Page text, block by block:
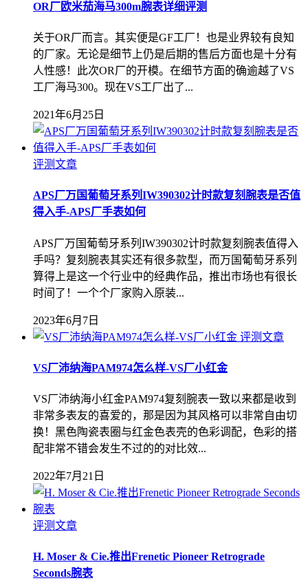
OR厂欧米茄海马300m腕表详细评测
关于OR厂而言。其实便是GF工厂！也是业界较有良知
的厂家。无论是细节上仍是后期的售后方面也是十分有
人性感！此次OR厂的开模。在细节方面的确逾越了VS
工厂海马300。现在VS工厂出了...
2021年6月25日
评测文章
APS厂万国葡萄牙系列IW390302计时款复刻腕表是否值
得入手-APS厂手表如何
APS厂万国葡萄牙系列IW390302计时款复刻腕表值得入
手吗？复刻腕表其实还有很多款型，而万国葡萄牙系列
算得上是这一个行业中的经典作品，推出市场也有很长
时间了！一个个厂家购入原装...
2023年6月7日
评测文章
VS厂沛纳海PAM974怎么样-VS厂小红金
VS厂沛纳海小红金PAM974复刻腕表一致以来都是收到
非常多表友的喜爱的，那是因为其风格可以非常自由切
换！黑色陶瓷表圈与红金色表壳的色彩调配，色彩的搭
配非常不错会发生不过的的对比效...
2022年7月21日
评测文章
H. Moser & Cie.推出Frenetic Pioneer Retrograde
Seconds腕表